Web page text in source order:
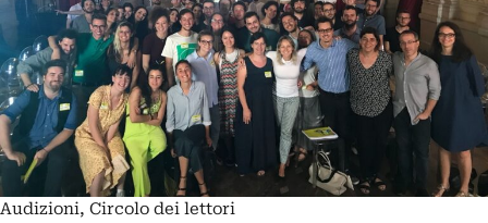
Audizioni, Circolo dei lettori